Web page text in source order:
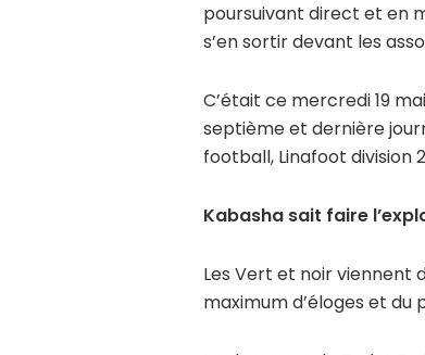
poursuivant direct et en
s’en sortir devant les
C’était ce mercredi 19
septième et dernière
football, Linafoot division
Kabasha sait faire
Les Vert et noir viennent
maximum d’éloges et du